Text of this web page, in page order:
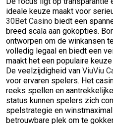
ideale keuze maakt voor
30Bet Casino biedt een
breed scala aan gokopties.
ontworpen om de winkansen
volledig legaal en biedt een
maakt het een populaire
De veelzijdigheid van ViuViu
voor ervaren spelers. Het
reeks spellen en
status kunnen spelers zich
spelstrategie en
betrouwbare plek om te